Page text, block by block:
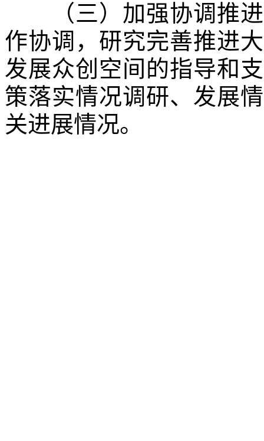
（三）加强协调推进
作协调，研究完善推进
发展众创空间的指导和
策落实情况调研、发展
关进展情况。